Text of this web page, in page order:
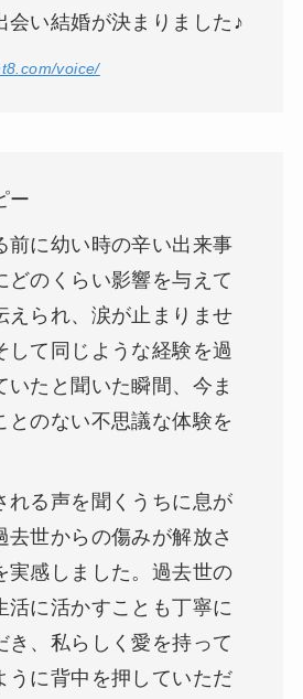
会い結婚が決まりました♪
voice/
ー
前に幼い時の辛い出来事
どのくらい影響を与えて
えられ、涙が止まりませ
して同じような経験を過
いたと聞いた瞬間、今ま
とのない不思議な体験を
れる声を聞くうちに息が
去世からの傷みが解放さ
実感しました。過去世の
活に活かすことも丁寧に
き、私らしく愛を持って
うに背中を押していただ